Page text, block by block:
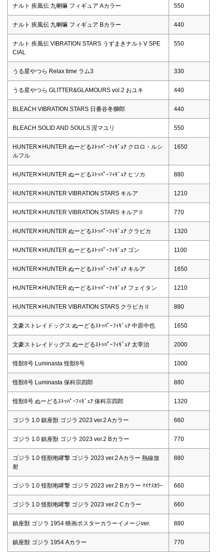
ナルト 疾風伝 九喇嘛 フィギュア Aカラー 550
ナルト 疾風伝 九喇嘛 フィギュア Bカラー 440
ナルト 疾風伝 VIBRATION STARS うずまきナルトV SPE
CIAL
550
うる星やつら Relax time ラム3 330
うる星やつら GLITTER&GLAMOURS vol.2 おユキ 440
BLEACH VIBRATION STARS 日番谷冬獅郎 440
BLEACH SOLID AND SOULS 涅マユリ 550
HUNTER✕HUNTER ぬーどるｽﾄｯﾊﾟｰﾌｨｷﾞｭｱ クロロ・ルシ
ルフル
1650
HUNTER✕HUNTER ぬーどるｽﾄｯﾊﾟｰﾌｨｷﾞｭｱ ヒソカ 880
HUNTER✕HUNTER VIBRATION STARS キルア 1210
HUNTER✕HUNTER VIBRATION STARS キルアⅡ 770
HUNTER✕HUNTER ぬーどるｽﾄｯﾊﾟｰﾌｨｷﾞｭｱ クラピカ 1320
HUNTER✕HUNTER ぬーどるｽﾄｯﾊﾟｰﾌｨｷﾞｭｱ ゴン 1100
HUNTER✕HUNTER ぬーどるｽﾄｯﾊﾟｰﾌｨｷﾞｭｱ キルア 1650
HUNTER✕HUNTER ぬーどるｽﾄｯﾊﾟｰﾌｨｷﾞｭｱ フェイタン 1210
HUNTER✕HUNTER VIBRATION STARS クラピカⅡ 880
文豪ストレイドッグス ぬーどるｽﾄｯﾊﾟｰﾌｨｷﾞｭｱ 中原中也 1650
文豪ストレイドッグス ぬーどるｽﾄｯﾊﾟｰﾌｨｷﾞｭｱ 太宰治 2000
怪獣8号 Luminasta 怪獣8号 1000
怪獣8号 Luminasta 保科宗四郎 880
怪獣8号 ぬーどるｽﾄｯﾊﾟｰﾌｨｷﾞｭｱ 保科宗四郎 1320
ゴジラ 1.0 鎮座獣 ゴジラ 2023 ver.2 Aカラー 660
ゴジラ 1.0 鎮座獣 ゴジラ 2023 ver.2 Bカラー 770
ゴジラ 1.0 怪獣咆哮撃 ゴジラ 2023 ver.2 Aカラー 熱線放
射
880
ゴジラ 1.0 怪獣咆哮撃 ゴジラ 2023 ver.2 Bカラー ﾏｲﾅｽｶﾗｰ 660
ゴジラ 1.0 怪獣咆哮撃 ゴジラ 2023 ver.2 Cカラー 660
鎮座獣 ゴジラ 1954 映画ポスターカラーイメージver. 880
鎮座獣 ゴジラ 1954 Aカラー 770